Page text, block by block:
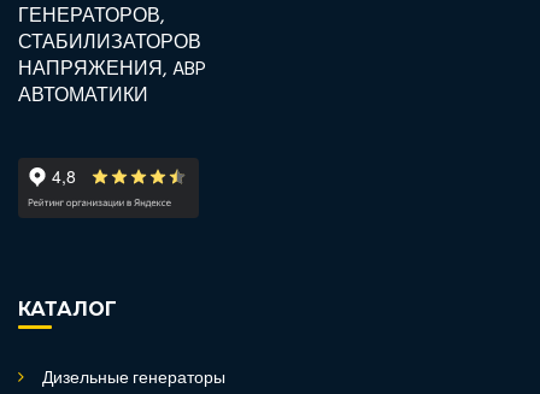
КАТАЛОГ
Дизельные генераторы